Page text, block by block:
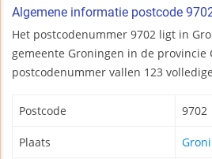
Algemene informatie postcode
Het postcodenummer 9702 ligt in
gemeente Groningen in de
postcodenummer vallen 123
Postcode 9702
Plaats